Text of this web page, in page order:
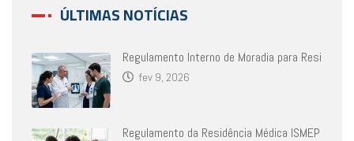
ÚLTIMAS NOTÍCIAS
Regulamento Interno de Moradia para Resi
fev 9, 2026
Regulamento da Residência Médica ISMEP